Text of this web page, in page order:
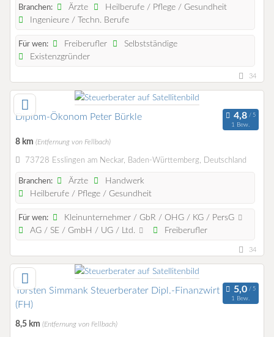
Branchen: Ärzte
Heilberufe / Pflege / Gesundheit
Ingenieure / Techn. Berufe
Für wen: Freiberufler
Selbstständige
Existenzgründer
34
Diplom-Ökonom Peter Bürkle
1 Bew.
8 km (Entfernung von Fellbach)
73728 Esslingen am Neckar, Baden-Württemberg, Deutschland
Branchen: Ärzte
Handwerk
Heilberufe / Pflege / Gesundheit
Für wen:
Kleinunternehmer / GbR / OHG / KG / PersG
AG / SE / GmbH / UG / Ltd.
Freiberufler
34
Torsten Simmank Steuerberater Dipl.-Finanzwirt
(FH)
1 Bew.
8,5 km (Entfernung von Fellbach)